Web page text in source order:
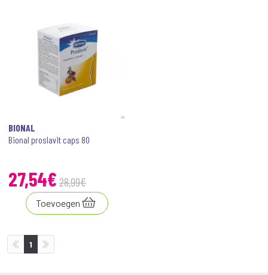
BIONAL
Bional proslavit caps 80
27,54€ 28,99€
Toevoegen
1